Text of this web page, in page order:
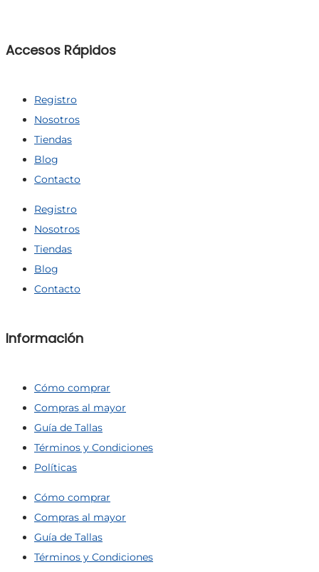
Accesos Rápidos
Registro
Nosotros
Tiendas
Blog
Contacto
Registro
Nosotros
Tiendas
Blog
Contacto
Información
Cómo comprar
Compras al mayor
Guía de Tallas
Términos y Condiciones
Políticas
Cómo comprar
Compras al mayor
Guía de Tallas
Términos y Condiciones